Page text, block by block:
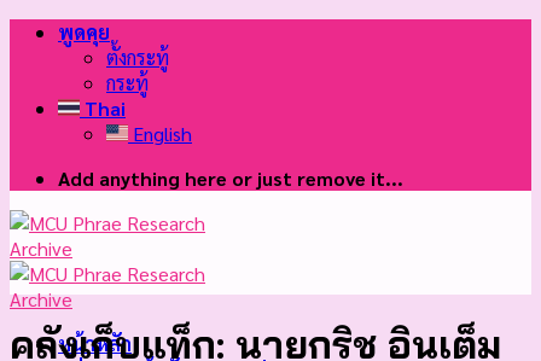
Skip
พูดคุย
ตั้งกระทู้
กระทู้
Thai
English
Add anything here or just remove it...
หน้าหลัก
คลังเก็บแท็ก: นายกริช อินเต็ม